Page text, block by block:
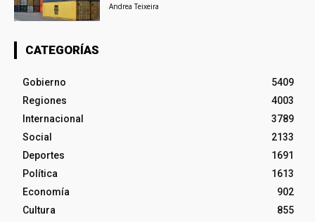
Andrea Teixeira
CATEGORÍAS
Gobierno
5409
Regiones
4003
Internacional
3789
Social
2133
Deportes
1691
Política
1613
Economía
902
Cultura
855